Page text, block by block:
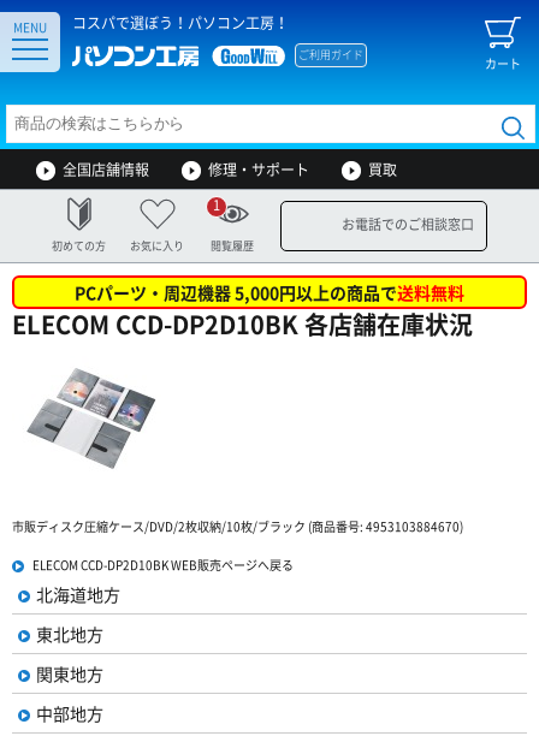
コスパで選ぼう！パソコン工房！
カート
ご利用ガイド
MENU
全国店舗情報 修理・サポート 買取
初めての方 お気に入り 閲覧履歴
1
お電話でのご相談窓口
PCパーツ・周辺機器 5,000円以上の商品で送料無料
ELECOM CCD-DP2D10BK 各店舗在庫状況
市販ディスク圧縮ケース/DVD/2枚収納/10枚/ブラック (商品番号: 4953103884670)
ELECOM CCD-DP2D10BK WEB販売ページへ戻る
北海道地方
東北地方
関東地方
中部地方